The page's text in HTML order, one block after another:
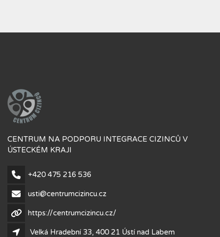
CENTRUM NA PODPORU INTEGRACE CIZINCŮ V
ÚSTECKÉM KRAJI
+420 475 216 536
usti@centrumcizincu.cz
https://centrumcizincu.cz/
Velká Hradební 33, 400 21 Ústí nad Labem